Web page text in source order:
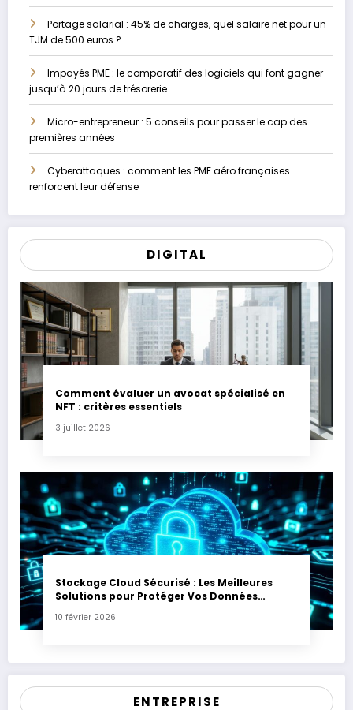
Portage salarial : 45% de charges, quel salaire net pour un
TJM de 500 euros ?
Impayés PME : le comparatif des logiciels qui font gagner
jusqu’à 20 jours de trésorerie
Micro-entrepreneur : 5 conseils pour passer le cap des
premières années
Cyberattaques : comment les PME aéro françaises
renforcent leur défense
DIGITAL
Comment évaluer un avocat spécialisé en
NFT : critères essentiels
3 juillet 2026
Stockage Cloud Sécurisé : Les Meilleures
Solutions pour Protéger Vos Données
10 février 2026
ENTREPRISE